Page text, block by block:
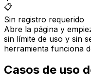
📋
Sin registro requerido
Abre la página y
sin límite de uso y sin
herramienta funciona
Casos de uso